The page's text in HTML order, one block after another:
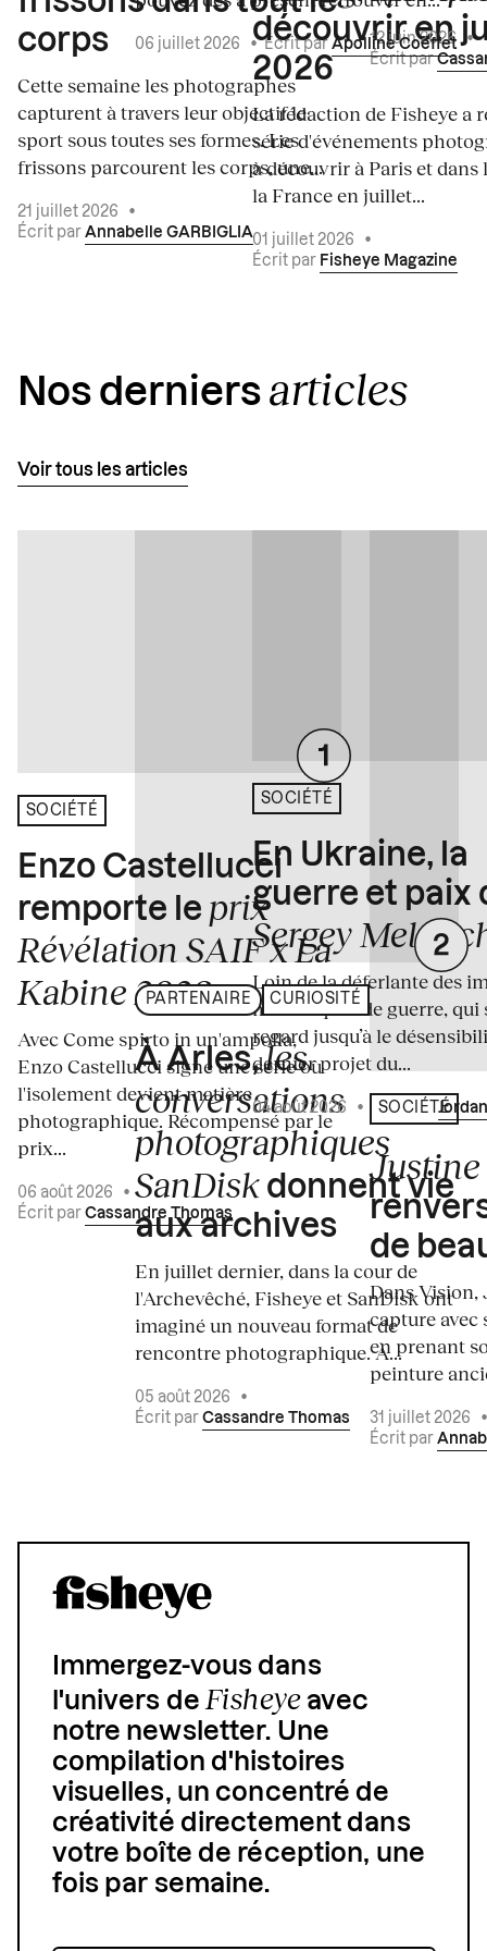
corps
Cette semaine les photographes
capturent à travers leur objectif le
sport sous toutes ses formes. Les
frissons parcourent les corps, une...
21 juillet 2026
•
Écrit par Annabelle GARBIGLIA
06 juillet 2026 •Écrit par Apolline Coëffet
découvrir en
2026
La rédaction de Fisheye a
série d'événements
à découvrir à Paris et dans
la France en juillet...
01 juillet 2026
•
Écrit par Fisheye Magazine
12 juin 2026 •
Écrit par
Nos derniers articles
Voir tous les articles
SOCIÉTÉ
Enzo Castellucci
remporte le prix
Révélation SAIF x La
Kabine 2026
Avec Come spirto in un'ampolla,
Enzo Castellucci signe une série où
l'isolement devient matière
photographique. Récompensé par le
prix...
06 août 2026
•
Écrit par Cassandre Thomas
PARTENAIRE CURIOSITÉ
À Arles,les
conversations
photographiques
SanDisk donnent vie
aux archives
En juillet dernier, dans la cour de
l'Archevêché, Fisheye et SanDisk ont
imaginé un nouveau format de
rencontre photographique. À...
05 août 2026
•
Écrit par Cassandre Thomas
SOCIÉTÉ
En Ukraine, la
guerre et paix
Sergey
Loin de la déferlante des
médiatiques de guerre, qui
regard jusqu’à le
dernier projet du...
04 août 2026 • Écrit par
SOCIÉTÉ
de
Dans
capture avec
en prenant
peinture
31 juillet 2026
Écrit par
Immergez-vous dans
l'univers deFisheyeavec
notre newsletter. Une
compilation d'histoires
visuelles, un concentré de
créativité directement dans
votre boîte de réception, une
fois par semaine.